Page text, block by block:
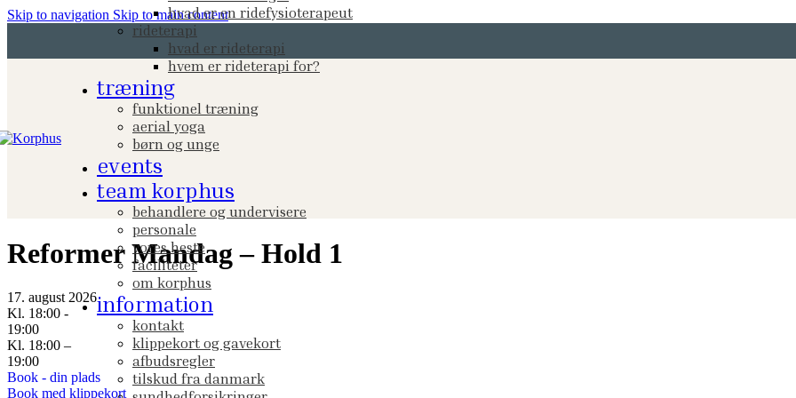
Skip to navigation Skip to main content
hvad er en ridefysioterapeut
rideterapi
hvad er rideterapi
hvem er rideterapi for?
træning
funktionel træning
aerial yoga
børn og unge
events
team korphus
behandlere og undervisere
personale
vores heste
faciliteter
om korphus
information
kontakt
klippekort og gavekort
afbudsregler
tilskud fra danmark
Reformer Mandag – Hold 1
17. august 2026
Kl. 18:00 -
19:00
Kl. 18:00 –
19:00
Book - din plads
Book med klippekort